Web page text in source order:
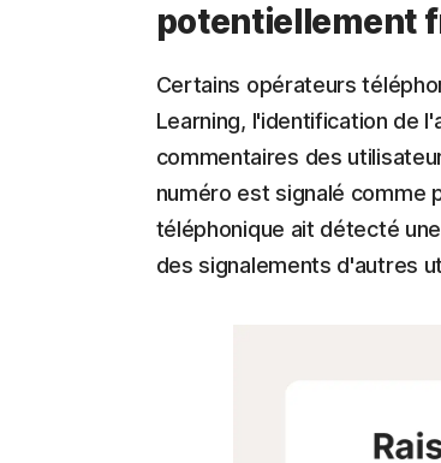
potentiellement
Certains opérateurs
Learning, l'identification de
commentaires des
numéro est signalé comme
téléphonique ait détecté
des signalements d'autres